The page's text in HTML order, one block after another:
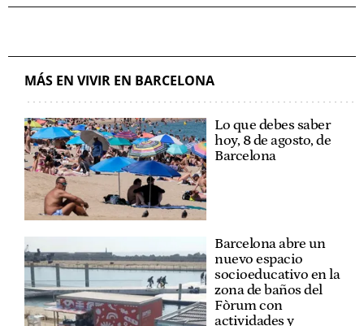
MÁS EN VIVIR EN BARCELONA
Lo que debes saber
hoy, 8 de agosto, de
Barcelona
Barcelona abre un
nuevo espacio
socioeducativo en la
zona de baños del
Fòrum con
actividades y